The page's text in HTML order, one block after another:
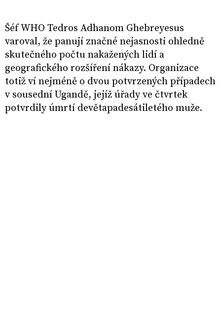
Šéf WHO Tedros Adhanom Ghebreyesus
varoval, že panují značné nejasnosti ohledně
skutečného počtu nakažených lidí a
geografického rozšíření nákazy. Organizace
totiž ví nejméně o dvou potvrzených případech
v sousední Ugandě, jejíž úřady ve čtvrtek
potvrdily úmrtí devětapadesátiletého muže.